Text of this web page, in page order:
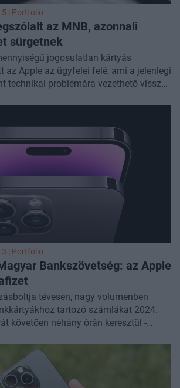
| Portfolio
az MNB, azonnali
sürgetnek
jogosulatlan kártyás
az Apple az ügyfelei felé, ami a jelenlegi
technikai problémára vezethető vissza.
érdekében. A jogosulatlan és jóvá nem
teljes összege a károsultaknak
MNB
| Portfolio
Bankszövetség: az Apple
tévesen, nagy volumenben
tartozó számlákat 2024.
követően néhány órán keresztül -